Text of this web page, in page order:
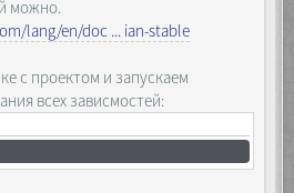
можно.
lang/en/doc ... ian-stable
с проектом и запускаем
всех зависмостей: